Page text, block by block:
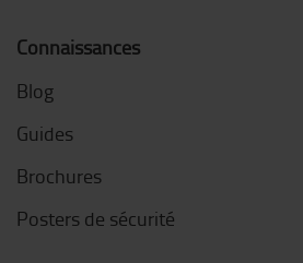
Connaissances
Blog
Guides
Brochures
Posters de sécurité